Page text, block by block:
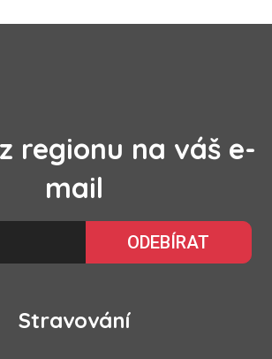
regionu na váš e-
mail
ODEBÍRAT
Stravování